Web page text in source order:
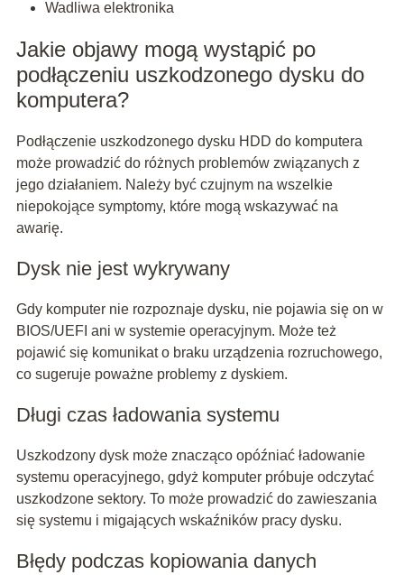
Wadliwa elektronika
Jakie objawy mogą wystąpić po
podłączeniu uszkodzonego dysku do
komputera?
Podłączenie uszkodzonego dysku HDD do komputera
może prowadzić do różnych problemów związanych z
jego działaniem. Należy być czujnym na wszelkie
niepokojące symptomy, które mogą wskazywać na
awarię.
Dysk nie jest wykrywany
Gdy komputer nie rozpoznaje dysku, nie pojawia się on w
BIOS/UEFI ani w systemie operacyjnym. Może też
pojawić się komunikat o braku urządzenia rozruchowego,
co sugeruje poważne problemy z dyskiem.
Długi czas ładowania systemu
Uszkodzony dysk może znacząco opóźniać ładowanie
systemu operacyjnego, gdyż komputer próbuje odczytać
uszkodzone sektory. To może prowadzić do zawieszania
się systemu i migających wskaźników pracy dysku.
Błędy podczas kopiowania danych